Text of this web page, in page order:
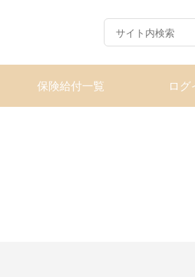
保険給付一覧 ログ